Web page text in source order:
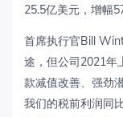
25.5亿美元，增幅
首席执行官Bill
途，但公司2021年
款减值改善、强劲
我们的税前利润同